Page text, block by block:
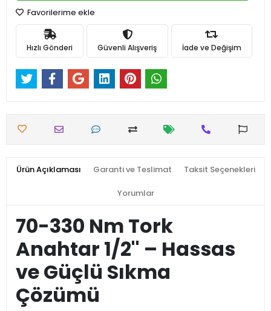
Favorilerime ekle
Hızlı Gönderi Güvenli Alışveriş İade ve Değişim
Ürün Açıklaması Garanti ve Teslimat Taksit Seçenekleri
Yorumlar
70-330 Nm Tork
Anahtar 1/2'' – Hassas
ve Güçlü Sıkma
Çözümü